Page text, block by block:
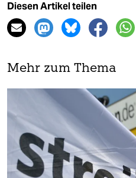
Diesen Artikel teilen
Mehr zum Thema